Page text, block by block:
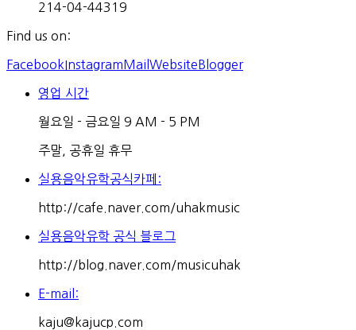
214-04-44319
Find us on:
FacebookInstagram Mail Website Blogger
영업 시간
월요일 - 금요일 9 AM - 5 PM
주말, 공휴일 휴무
실용음악유학공식카페:
http://cafe.naver.com/uhakmusic
실용음악유학 공식 블로그
http://blog.naver.com/musicuhak
E-mail:
kaju@kajucp.com